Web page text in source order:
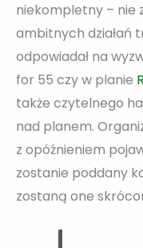
niekompletny – nie
ambitnych działań
odpowiadał na
for 55 czy w planie
także czytelnego
nad planem.
z opóźnieniem
zostanie poddany
zostaną one